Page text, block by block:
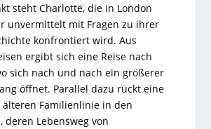
steht Charlotte, die in London
unvermittelt mit Fragen zu ihrer
konfrontiert wird. Aus
ergibt sich eine Reise nach
sich nach und nach ein größerer
öffnet. Parallel dazu rückt eine
älteren Familienlinie in den
deren Lebensweg von